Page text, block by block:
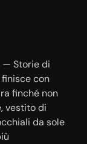
— Storie di
con
finché non
vestito di
da sole